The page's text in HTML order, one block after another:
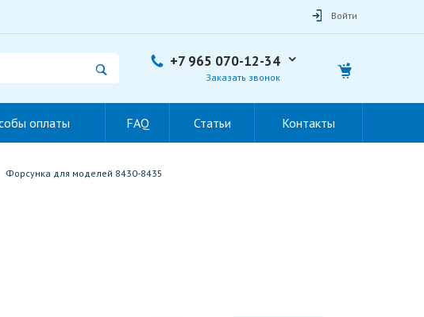
Войти
+7 965 070-12-34
Заказать звонок
оплаты FAQ Статьи Контакты
Форсунка для моделей 8430-8435